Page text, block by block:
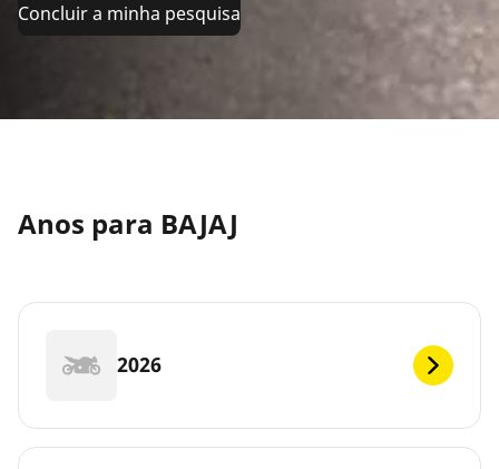
Concluir a minha pesquisa
Anos para BAJAJ
2026